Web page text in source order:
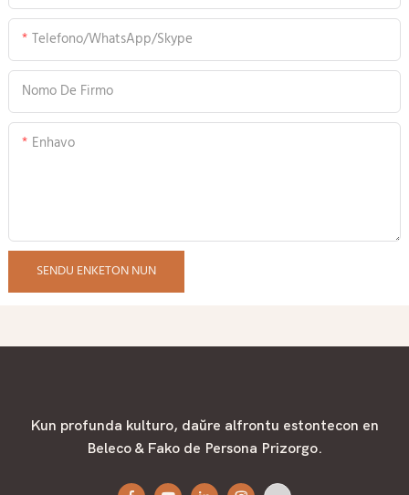
Telefono/WhatsApp/Skype
Nomo De Firmo
Enhavo
SENDU ENKETON NUN
Kun profunda kulturo, daŭre alfrontu estontecon en
Beleco & Fako de Persona Prizorgo.